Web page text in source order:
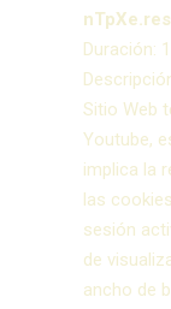
Duración:
Sitio Web
Youtube,
implica la
las
sesión
de
ancho de